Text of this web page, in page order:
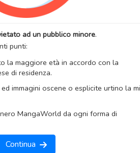
ad un pubblico minore.
punti:
la maggiore età in accordo con la
di residenza.
immagini oscene o esplicite urtino la
MangaWorld da ogni forma di
Continua
Romantico Seinen
Stato:Finito
Fansub:MWA Special
MangaUpdates